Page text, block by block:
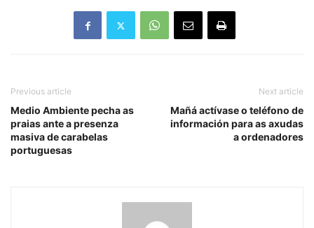
Previous article
Medio Ambiente pecha as
praias ante a presenza
masiva de carabelas
portuguesas
Next article
Mañá actívase o teléfono de
información para as axudas
a ordenadores